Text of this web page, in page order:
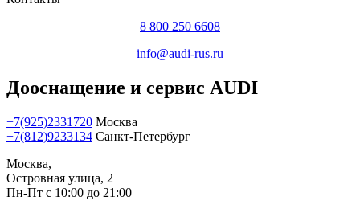
8 800 250 6608
info@audi-rus.ru
Дооснащение и сервис AUDI
+7(925)2331720 Москва
+7(812)9233134 Санкт-Петербург
Москва,
Островная улица, 2
Пн-Пт с 10:00 до 21:00